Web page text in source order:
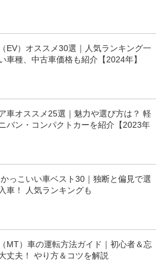
EV）オススメ30選｜人気ランキング一
車種、中古車価格も紹介【2024年】
車オススメ25選｜魅力や選び方は？ 軽
バン・コンパクトカーを紹介【2023年
かっこいい車ベスト30｜独断と偏見で選
車！ 人気ランキングも
MT）車の運転方法ガイド｜初心者＆忘
丈夫！ やり方＆コツを解説